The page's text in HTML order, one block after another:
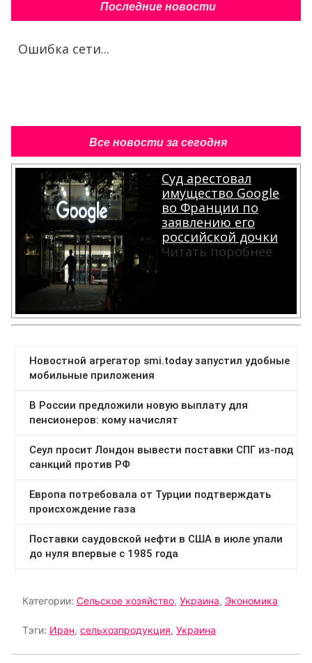
Последние новости
Ошибка сети...
Все новости за сегодня
Суд арестовал
имущество Google
во Франции по
заявлению его
российской дочки
Читать поробнее
Категории: Сельское хозяйство, Украина, Экономика
Тэги: Иран, сельхозпродукция, Украина